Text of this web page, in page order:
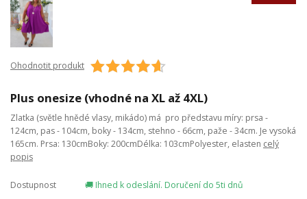
Ohodnotit produkt
Plus onesize (vhodné na XL až 4XL)
Zlatka (světle hnědé vlasy, mikádo) má pro představu míry: prsa -
124cm, pas - 104cm, boky - 134cm, stehno - 66cm, paže - 34cm. Je vysoká
165cm. Prsa: 130cmBoky: 200cmDélka: 103cmPolyester, elasten celý
popis
Dostupnost 🚚 Ihned k odeslání. Doručení do 5ti dnů